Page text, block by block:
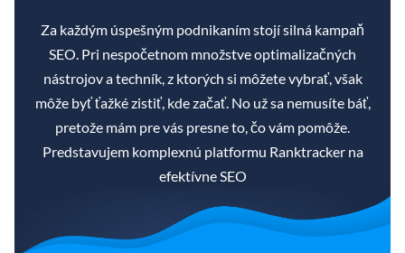
Za každým úspešným podnikaním stojí silná kampaň
SEO. Pri nespočetnom množstve optimalizačných
nástrojov a techník, z ktorých si môžete vybrať, však
môže byť ťažké zistiť, kde začať. No už sa nemusíte báť,
pretože mám pre vás presne to, čo vám pomôže.
Predstavujem komplexnú platformu Ranktracker na
efektívne SEO